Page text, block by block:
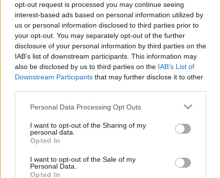
opt-out request is processed you may continue seeing
interest-based ads based on personal information utilized by
us or personal information disclosed to third parties prior to
your opt-out. You may separately opt-out of the further
disclosure of your personal information by third parties on the
IAB’s list of downstream participants. This information may
also be disclosed by us to third parties on the IAB’s List of
Downstream Participants that may further disclose it to other
Please note that this website/app uses one or more Google
not limited to your visit or usage behaviour. You may click to
grant or deny consent to Google and its third-party tags to
use your data for below specified purposes in below Google
consent section.
Personal Data Processing Opt Outs
I want to opt-out of the Sharing of my
personal data.
Opted In
I want to opt-out of the Sale of my
Personal Data.
Opted In